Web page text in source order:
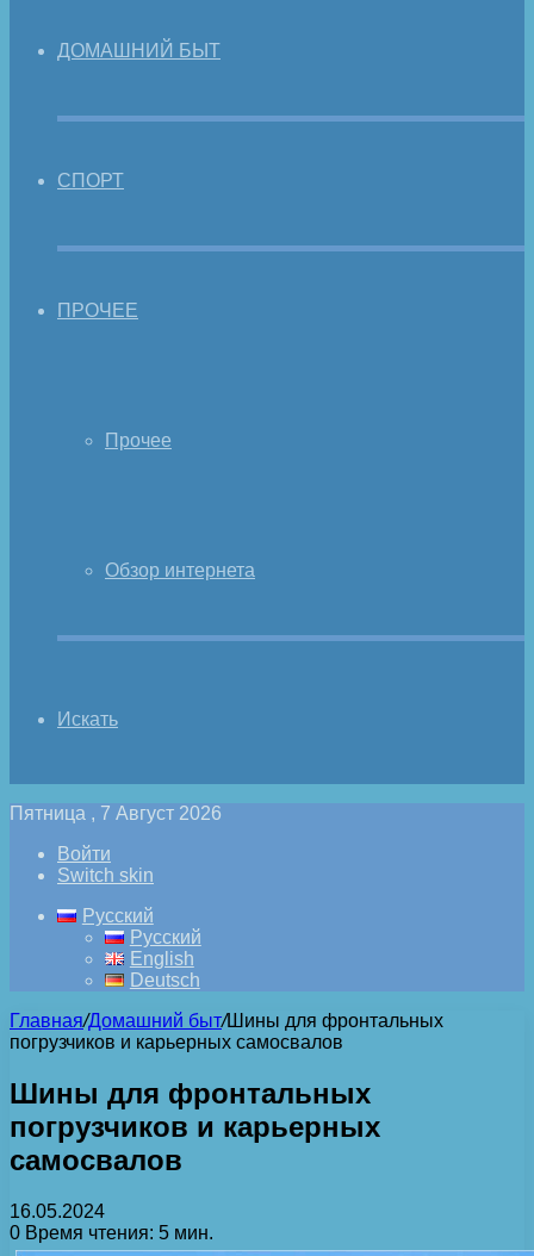
ДОМАШНИЙ БЫТ
СПОРТ
ПРОЧЕЕ
Прочее
Обзор интернета
Искать
Пятница , 7 Август 2026
Войти
Switch skin
Русский
Русский
English
Deutsch
Главная/Домашний быт/Шины для фронтальных
погрузчиков и карьерных самосвалов
Шины для фронтальных
погрузчиков и карьерных
самосвалов
16.05.2024
0 Время чтения: 5 мин.